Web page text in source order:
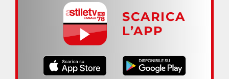
SCARICA
L’APP